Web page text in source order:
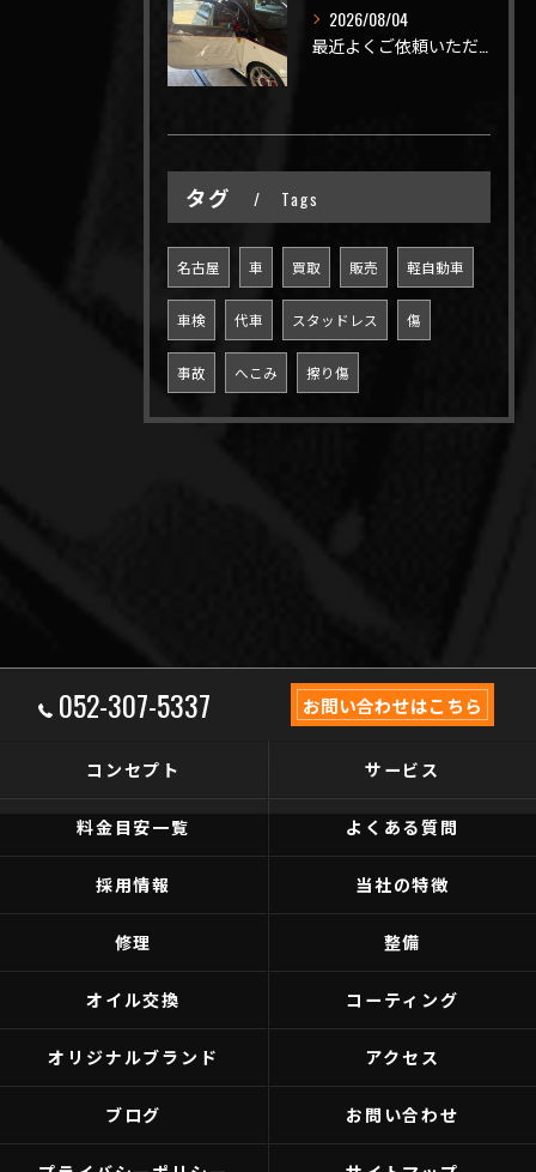
2026/08/04
タグ Tags
名古屋 車 買取 販売 軽自動車
車検 代車 スタッドレス 傷
事故 へこみ 擦り傷
052-307-5337 お問い合わせはこちら
コンセプト サービス
料金目安一覧 よくある質問
採用情報 当社の特徴
修理 整備
オイル交換 コーティング
オリジナルブランド アクセス
ブログ お問い合わせ